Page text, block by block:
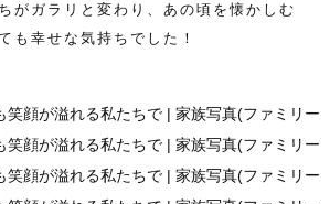
がガラリと変わり、あの頃を懐かしむ
も幸せな気持ちでした！